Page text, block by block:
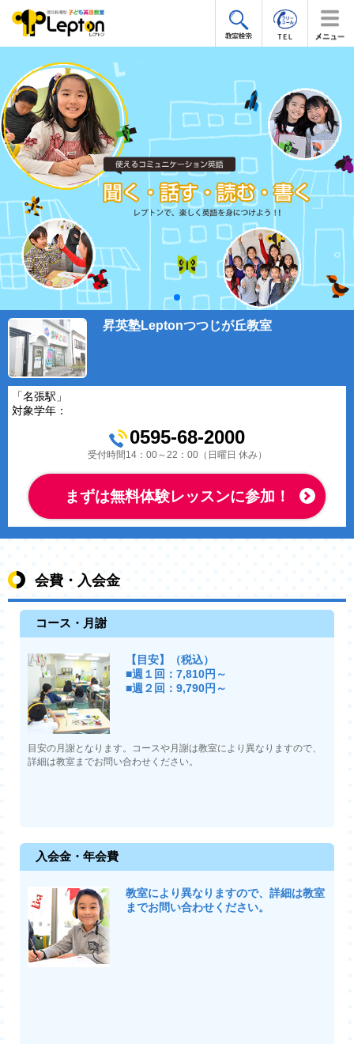
昇英塾Leptonつつじが丘教室
「名張駅」
対象学年：
0595-68-2000
受付時間14：00～22：00（日曜日 休み）
まずは無料体験レッスンに参加！
会費・入会金
コース・月謝
【目安】（税込）
■週１回：7,810円～
■週２回：9,790円～
目安の月謝となります。コースや月謝は教室により異なりますので、
詳細は教室までお問い合わせください。
入会金・年会費
教室により異なりますので、詳細は教室
までお問い合わせください。